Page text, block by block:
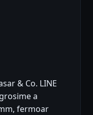
& Co. LINE
a
fermoar